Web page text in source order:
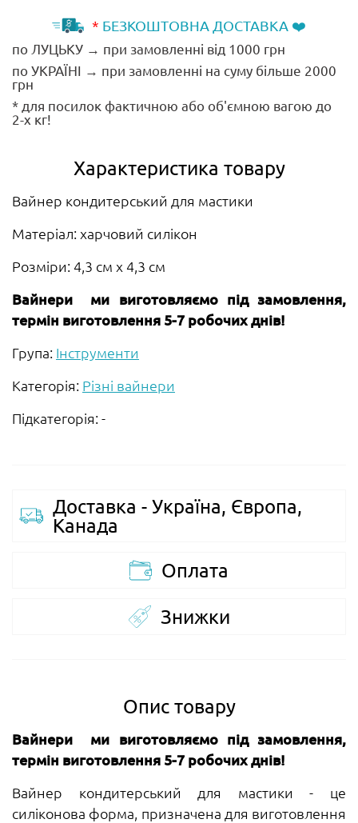
* БЕЗКОШТОВНА ДОСТАВКА ❤️
по ЛУЦЬКУ → при замовленні від 1000 грн
по УКРАЇНІ → при замовленні на суму більше 2000
грн
* для посилок фактичною або об'ємною вагою до
2-х кг!
Характеристика товару
Вайнер кондитерський для мастики
Матеріал: харчовий силікон
Розміри: 4,3 см х 4,3 см
Вайнери ми виготовляємо під замовлення,
термін виготовлення 5-7 робочих днів!
Група: Інструменти
Категорія: Різні вайнери
Підкатегорія: -
Доставка - Україна, Європа,
Канада
Оплата
Знижки
Опис товару
Вайнери ми виготовляємо під замовлення,
термін виготовлення 5-7 робочих днів!
Вайнер кондитерський для мастики - це
силіконова форма, призначена для виготовлення